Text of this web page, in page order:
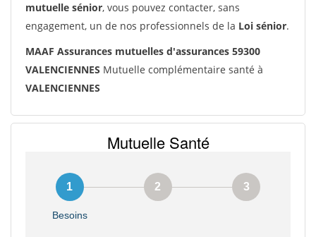
mutuelle sénior, vous pouvez contacter, sans
engagement, un de nos professionnels de la Loi sénior.
MAAF Assurances mutuelles d'assurances 59300
VALENCIENNES Mutuelle complémentaire santé à
VALENCIENNES